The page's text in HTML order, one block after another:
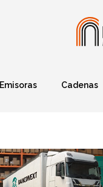
Emisoras Cadenas